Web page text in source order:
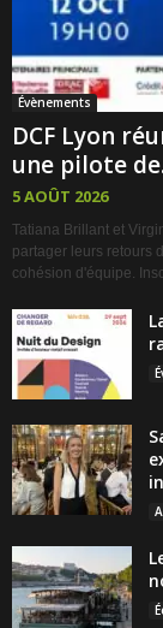
Évènements
DCF Lyon
une pilote
5 AOÛT 2026
Tatiana Brillant et
partager leurs retours
cohésion d'équipe.